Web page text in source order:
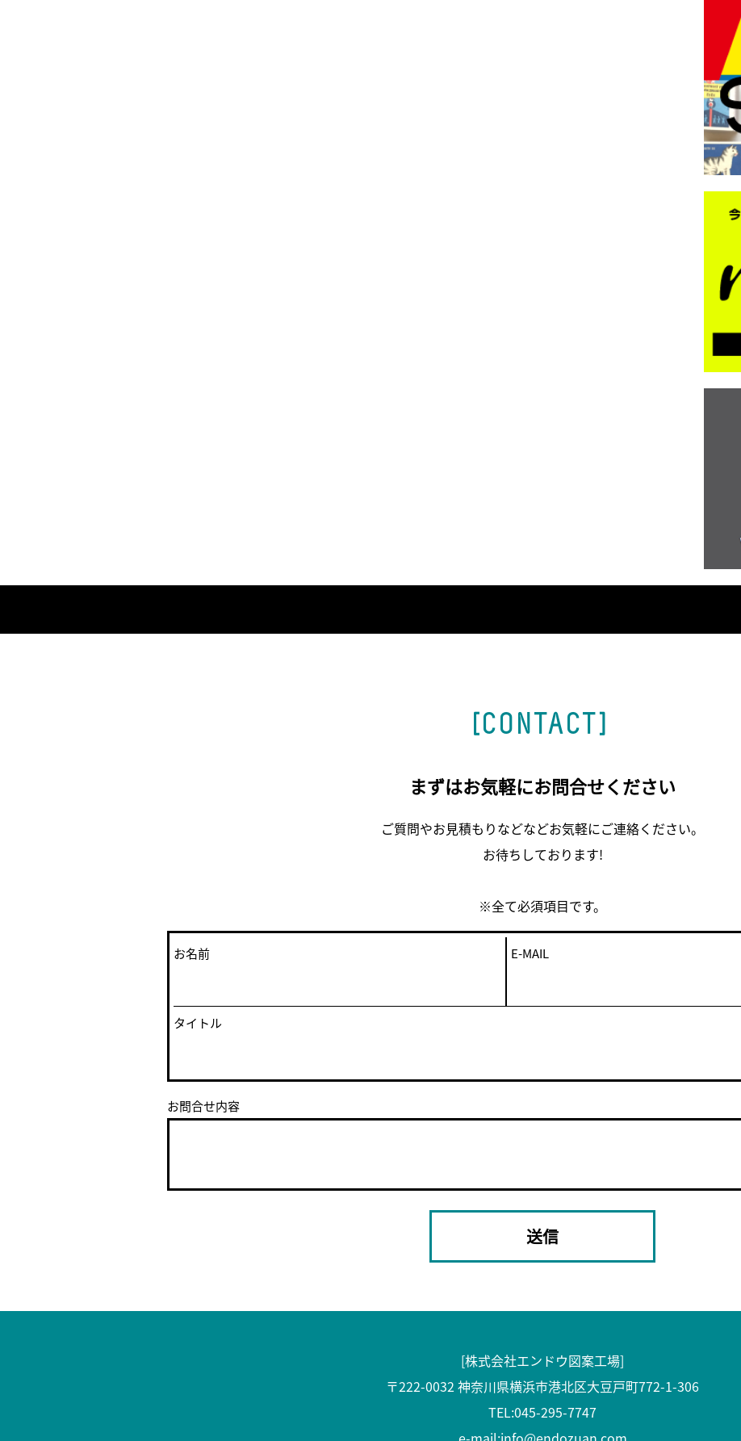
[CONTACT]
まずはお気軽にお問合せください
ご質問やお見積もりなどなどお気軽にご連絡ください。
お待ちしております!
※全て必須項目です。
お名前 E-MAIL
タイトル
お問合せ内容
[株式会社エンドウ図案工場]
〒222-0032 神奈川県横浜市港北区大豆戸町772-1-306
TEL:045-295-7747